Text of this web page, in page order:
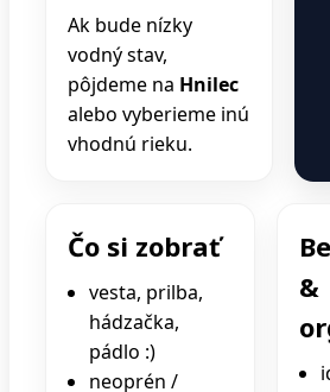
Ak bude nízky
vodný stav,
pôjdeme na Hnilec
alebo vyberieme inú
vhodnú rieku.
Čo si zobrať
vesta, prilba,
hádzačka,
pádlo :)
neoprén /
&